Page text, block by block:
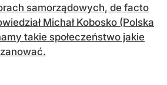
samorządowych, de facto
Michał Kobosko (Polska
takie społeczeństwo jakie